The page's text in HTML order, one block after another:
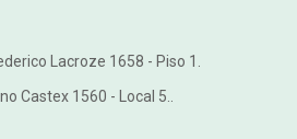
Lacroze 1658 - Piso 1.
Castex 1560 - Local 5..